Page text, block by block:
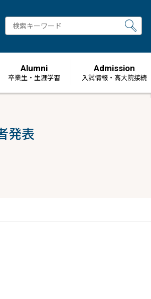
Alumni
卒業生・生涯学習
Admission
⼊試情報・高大院接続
発表